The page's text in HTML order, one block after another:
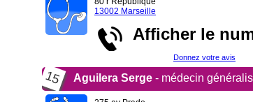
13002 Marseille
Afficher le
Donnez votre avis
15 Aguilera Serge - médecin